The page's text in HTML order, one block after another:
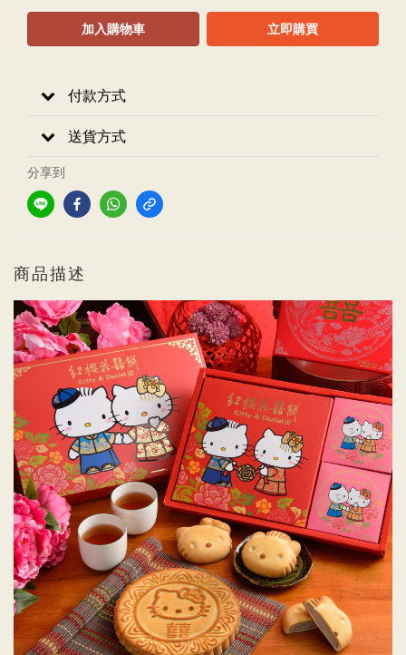
加入購物車 立即購買
付款方式
送貨方式
分享到
商品描述